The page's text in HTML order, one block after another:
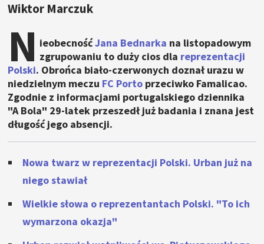
Wiktor Marczuk
N ieobecnośćJana Bednarka na listopadowym
zgrupowaniu to duży cios dla reprezentacji
Polski. Obrońca biało-czerwonych doznał urazu w
niedzielnym meczu FC Porto przeciwko Famalicao.
Zgodnie z informacjami portugalskiego dziennika
"A Bola" 29-latek przeszedł już badania i znana jest
długość jego absencji.
Nowa twarz w reprezentacji Polski. Urban już na
niego stawiał
Wielkie słowa o reprezentantach Polski. "To ich
wymarzona okazja"